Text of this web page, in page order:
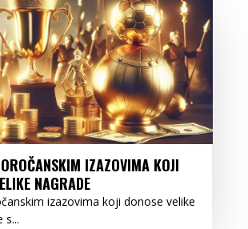
IZAZOVIMA KOJI
NAGRADE
izazovima koji donose velike
s...